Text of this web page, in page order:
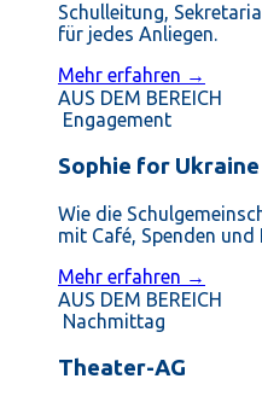
Schulleitung,
für jedes Anliegen.
Mehr erfahren →
AUS DEM BEREICH
Engagement
Sophie for Ukraine
Wie die
mit Café, Spenden und
Mehr erfahren →
AUS DEM BEREICH
Nachmittag
Theater-AG